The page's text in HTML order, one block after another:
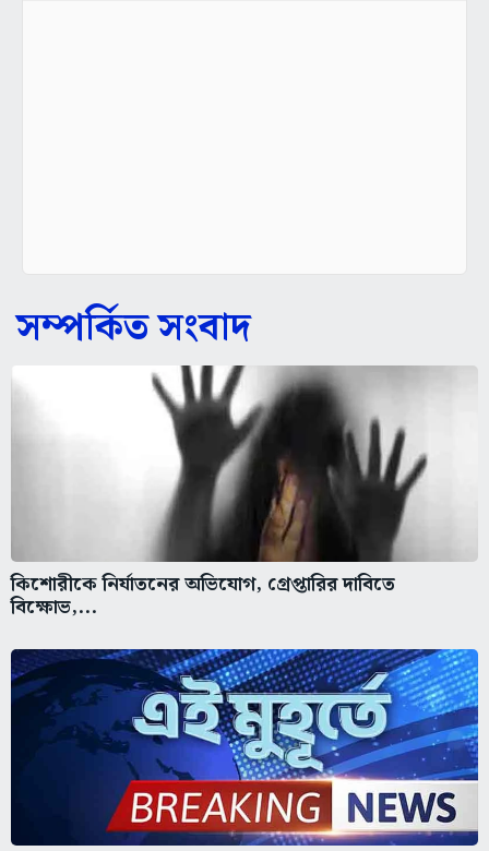
সম্পর্কিত সংবাদ
কিশোরীকে নির্যাতনের অভিযোগ, গ্রেপ্তারির দাবিতে
বিক্ষোভ,...